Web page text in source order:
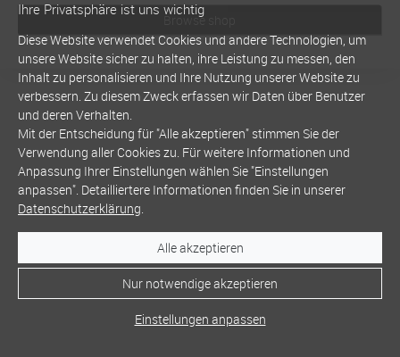
Browse shop
Ihre Privatsphäre ist uns wichtig
Diese Website verwendet Cookies und andere Technologien, um
unsere Website sicher zu halten, ihre Leistung zu messen, den
Inhalt zu personalisieren und Ihre Nutzung unserer Website zu
verbessern. Zu diesem Zweck erfassen wir Daten über Benutzer
und deren Verhalten.
Mit der Entscheidung für "Alle akzeptieren" stimmen Sie der
Verwendung aller Cookies zu. Für weitere Informationen und
Anpassung Ihrer Einstellungen wählen Sie "Einstellungen
anpassen". Detailliertere Informationen finden Sie in unserer
Datenschutzerklärung.
Alle akzeptieren
Nur notwendige akzeptieren
Einstellungen anpassen